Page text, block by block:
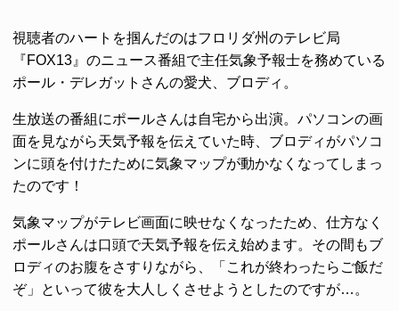
視聴者のハートを掴んだのはフロリダ州のテレビ局
『FOX13』のニュース番組で主任気象予報士を務めている
ポール・デレガットさんの愛犬、ブロディ。
生放送の番組にポールさんは自宅から出演。パソコンの画
面を見ながら天気予報を伝えていた時、ブロディがパソコ
ンに頭を付けたために気象マップが動かなくなってしまっ
たのです！
気象マップがテレビ画面に映せなくなったため、仕方なく
ポールさんは口頭で天気予報を伝え始めます。その間もブ
ロディのお腹をさすりながら、「これが終わったらご飯だ
ぞ」といって彼を大人しくさせようとしたのですが…。